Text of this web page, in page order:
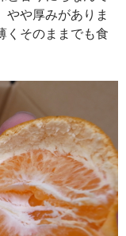
やや厚みがありま
くそのままでも食